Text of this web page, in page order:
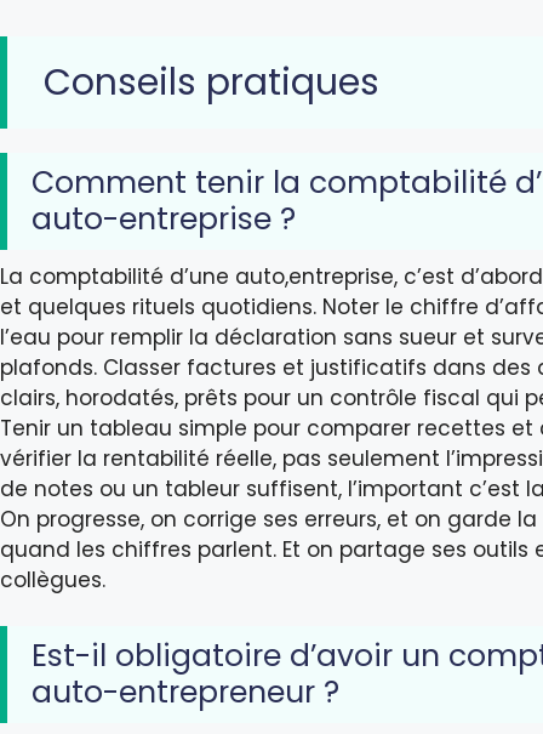
Conseils pratiques
Comment tenir la comptabilité
auto-entreprise ?
La comptabilité d’une auto,entreprise, c’est
et quelques rituels quotidiens. Noter le chiffre
l’eau pour remplir la déclaration sans sueur et
plafonds. Classer factures et justificatifs dans des
clairs, horodatés, prêts pour un contrôle fiscal qui
Tenir un tableau simple pour comparer recettes et
vérifier la rentabilité réelle, pas seulement
de notes ou un tableur suffisent, l’important c’est
On progresse, on corrige ses erreurs, et on garde
quand les chiffres parlent. Et on partage ses outils
collègues.
Est-il obligatoire d’avoir un
auto-entrepreneur ?